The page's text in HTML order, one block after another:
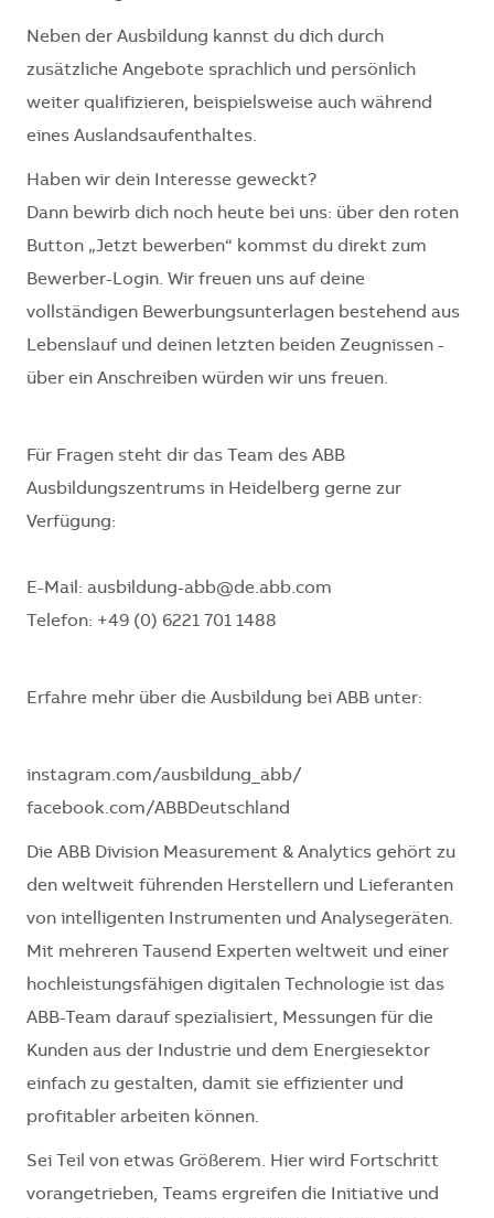
Neben der Ausbildung kannst du dich durch
zusätzliche Angebote sprachlich und persönlich
weiter qualifizieren, beispielsweise auch während
eines Auslandsaufenthaltes.
Haben wir dein Interesse geweckt?
Dann bewirb dich noch heute bei uns: über den roten
Button „Jetzt bewerben“ kommst du direkt zum
Bewerber-Login. Wir freuen uns auf deine
vollständigen Bewerbungsunterlagen bestehend aus
Lebenslauf und deinen letzten beiden Zeugnissen -
über ein Anschreiben würden wir uns freuen.
Für Fragen steht dir das Team des ABB
Ausbildungszentrums in Heidelberg gerne zur
Verfügung:
E-Mail: ausbildung-abb@de.abb.com
Telefon: +49 (0) 6221 701 1488
Erfahre mehr über die Ausbildung bei ABB unter:
instagram.com/ausbildung_abb/
facebook.com/ABBDeutschland
Die ABB Division Measurement & Analytics gehört zu
den weltweit führenden Herstellern und Lieferanten
von intelligenten Instrumenten und Analysegeräten.
Mit mehreren Tausend Experten weltweit und einer
hochleistungsfähigen digitalen Technologie ist das
ABB-Team darauf spezialisiert, Messungen für die
Kunden aus der Industrie und dem Energiesektor
einfach zu gestalten, damit sie effizienter und
profitabler arbeiten können.
Sei Teil von etwas Größerem. Hier wird Fortschritt
vorangetrieben, Teams ergreifen die Initiative und